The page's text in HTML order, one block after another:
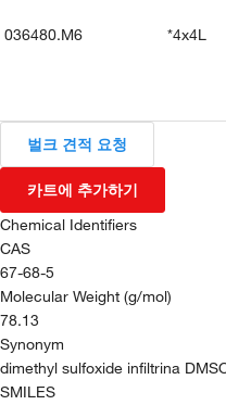
036480.M6 *4x4L
벌크 견적 요청
카트에 추가하기
Chemical Identifiers
CAS
67-68-5
Molecular Weight (g/mol)
78.13
Synonym
dimethyl sulfoxide infiltrina
SMILES